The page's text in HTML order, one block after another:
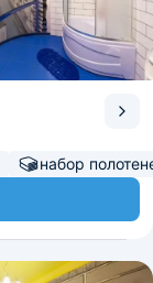
набор